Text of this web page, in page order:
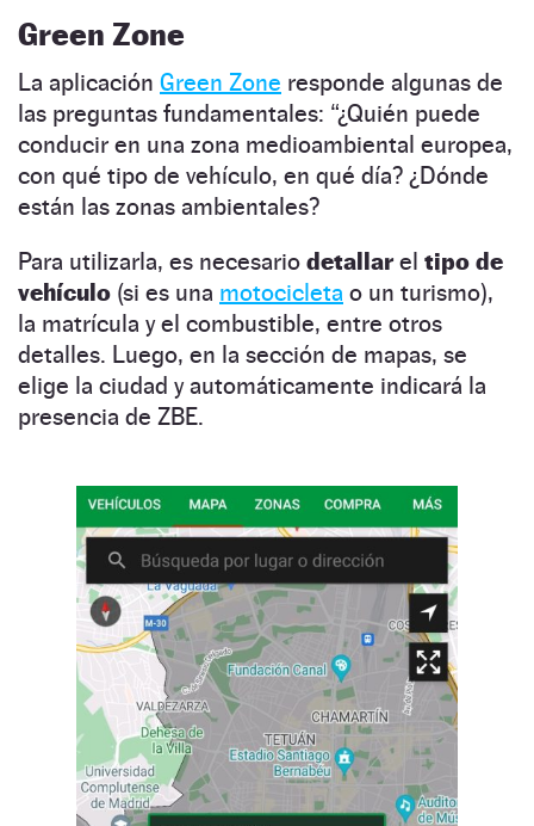
Green Zone
La aplicación Green Zone responde algunas de
las preguntas fundamentales: “¿Quién puede
conducir en una zona medioambiental europea,
con qué tipo de vehículo, en qué día? ¿Dónde
están las zonas ambientales?
Para utilizarla, es necesario detallarel tipo de
vehículo (si es una motocicleta o un turismo),
la matrícula y el combustible, entre otros
detalles. Luego, en la sección de mapas, se
elige la ciudad y automáticamente indicará la
presencia de ZBE.